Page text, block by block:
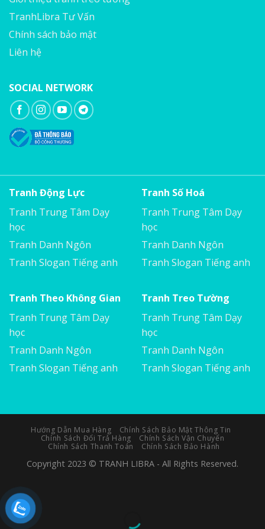
TranhLibra Tư Vấn
Chính sách bảo mật
Liên hệ
SOCIAL NETWORK
Tranh Động Lực
Tranh Trung Tâm Dạy
học
Tranh Danh Ngôn
Tranh Slogan Tiếng anh
Tranh Số Hoá
Tranh Trung Tâm Dạy
học
Tranh Danh Ngôn
Tranh Slogan Tiếng anh
Tranh Theo Không Gian
Tranh Trung Tâm Dạy
học
Tranh Danh Ngôn
Tranh Slogan Tiếng anh
Tranh Treo Tường
Tranh Trung Tâm Dạy
học
Tranh Danh Ngôn
Tranh Slogan Tiếng anh
Hướng Dẫn Mua Hàng
Chính Sách Bảo Mật Thông Tin
Chính Sách Đổi Trả Hàng
Chính Sách Vận Chuyển
Chính Sách Thanh Toán
Chính Sách Bảo Hành
Copyright 2023 © TRANH LIBRA - All Rights Reserved.